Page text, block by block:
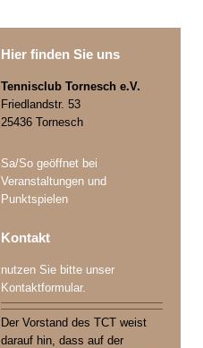
Hier finden Sie uns
Tennisclub Tornesch e.V.
Friedlandstr. 53
25436 Tornesch
Sa/So geöffnet bei
Veranstaltungen und
Punktspielen
Kontakt
nutzen Sie bitte unser
Kontaktformular.
Der Vorstand des TCT weist
darauf hin, dass auf der